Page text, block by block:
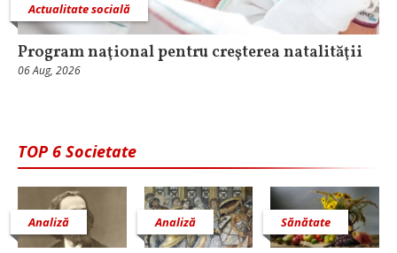
Actualitate socială
Program naţional pentru creşterea natalităţii
06 Aug, 2026
TOP 6 Societate
Analiză Analiză Sănătate